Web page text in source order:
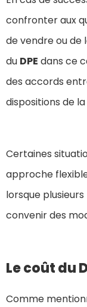
confronter aux
de vendre ou de
du DPE dans ce
des accords
dispositions de
Certaines
approche
lorsque
convenir des
Le coût du
Comme